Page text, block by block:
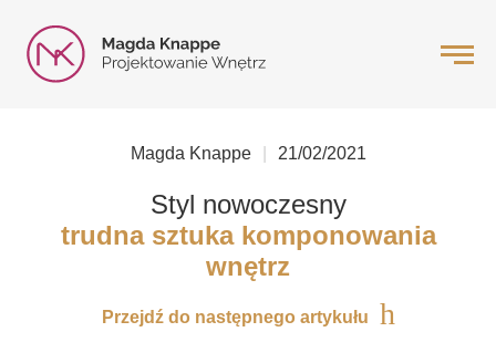
Magda Knappe 21/02/2021
Styl nowoczesny
trudna sztuka komponowania
wnętrz
Przejdź do następnego artykułu